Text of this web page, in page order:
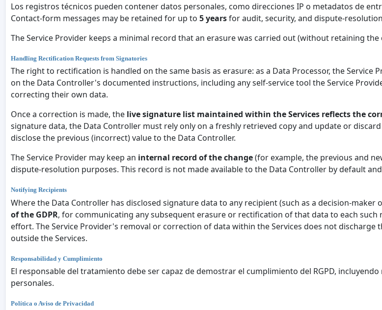
Los registros técnicos pueden contener datos personales, como direcciones IP o metadatos de
Contact-form messages may be retained for up to 5 yearsfor audit, security, and dispute-
The Service Provider keeps a minimal record that an erasure was carried out (without retaining
Handling Rectification Requests from Signatories
The right to rectification is handled on the same basis as erasure: as a Data Processor, the Service
on the Data Controller's documented instructions, including any self-service tool the Service
correcting their own data.
Once a correction is made, the live signature list maintained within the Services reflects the
signature data, the Data Controller must rely only on a freshly retrieved copy and update or
disclose the previous (incorrect) value to the Data Controller.
The Service Provider may keep an internal record of the change(for example, the previous and
dispute-resolution purposes. This record is not made available to the Data Controller by default
Notifying Recipients
Where the Data Controller has disclosed signature data to any recipient (such as a decision-
of the GDPR, for communicating any subsequent erasure or rectification of that data to each
effort. The Service Provider's removal or correction of data within the Services does not
outside the Services.
Responsabilidad y Cumplimiento
El responsable del tratamiento debe ser capaz de demostrar el cumplimiento del RGPD,
personales.
Política o Aviso de Privacidad